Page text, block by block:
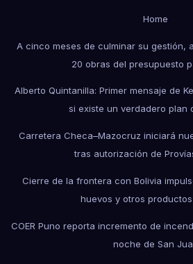
Home
A cinco meses de culminar su gestión,
20 obras del presupuesto
Alberto Quintanilla: Primer mensaje de
si existe un verdadero plan
Carretera Checa–Mazocruz iniciará
tras autorización de
Cierre de la frontera con Bolivia
huevos y otros
COER Puno reporta incremento de
noche de San